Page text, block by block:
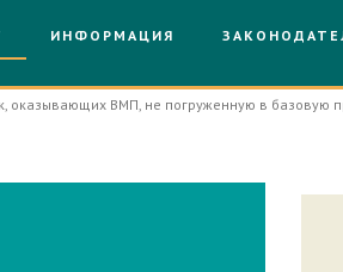
ИНФОРМАЦИЯ
оказывающих ВМП, не погруженную в базовую